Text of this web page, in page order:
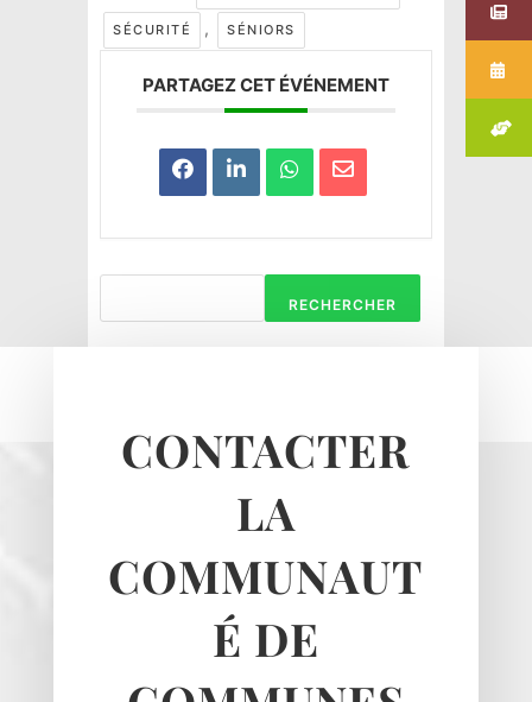
Le Heaulme
Le Perchay
Montgeroult
SÉCURITÉ , SÉNIORS
PARTAGEZ CET ÉVÉNEMENT
RECHERCHER
CONTACTER
LA
COMMUNAUT
É DE